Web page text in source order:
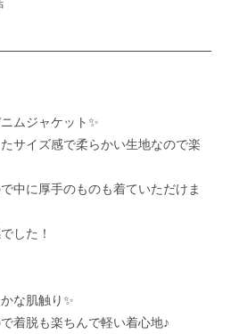
ムジャケット✨
サイズ感で柔らかい生地なので楽
中に厚手のものも着ていただけま
した！
な肌触り✨
着脱も楽ちんで軽い着心地♪